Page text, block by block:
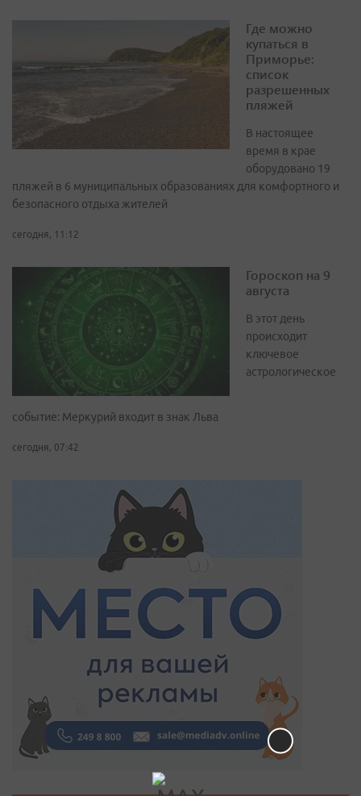
Где можно
купаться в
Приморье:
список
разрешенных
пляжей
В настоящее
время в крае
оборудовано 19
пляжей в 6 муниципальных образованиях для комфортного и
безопасного отдыха жителей
сегодня, 11:12
Гороскоп на 9
августа
В этот день
происходит
ключевое
астрологическое
событие: Меркурий входит в знак Льва
сегодня, 07:42